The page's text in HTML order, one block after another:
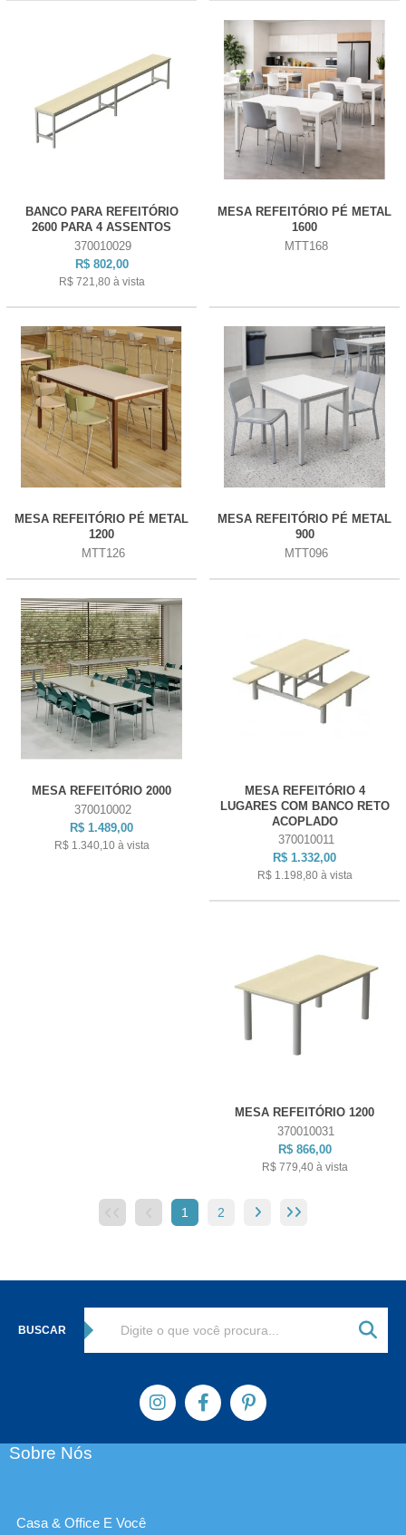
BANCO PARA REFEITÓRIO
2600 PARA 4 ASSENTOS
370010029
R$ 802,00
R$ 721,80à vista
MESA REFEITÓRIO PÉ METAL
1600
MTT168
MESA REFEITÓRIO PÉ METAL
1200
MTT126
MESA REFEITÓRIO PÉ METAL
900
MTT096
MESA REFEITÓRIO 2000
370010002
R$ 1.489,00
R$ 1.340,10à vista
MESA REFEITÓRIO 4
LUGARES COM BANCO RETO
ACOPLADO
370010011
R$ 1.332,00
R$ 1.198,80à vista
MESA REFEITÓRIO 1200
370010031
R$ 866,00
R$ 779,40à vista
1 2
BUSCAR
Sobre Nós
Casa & Office E Você